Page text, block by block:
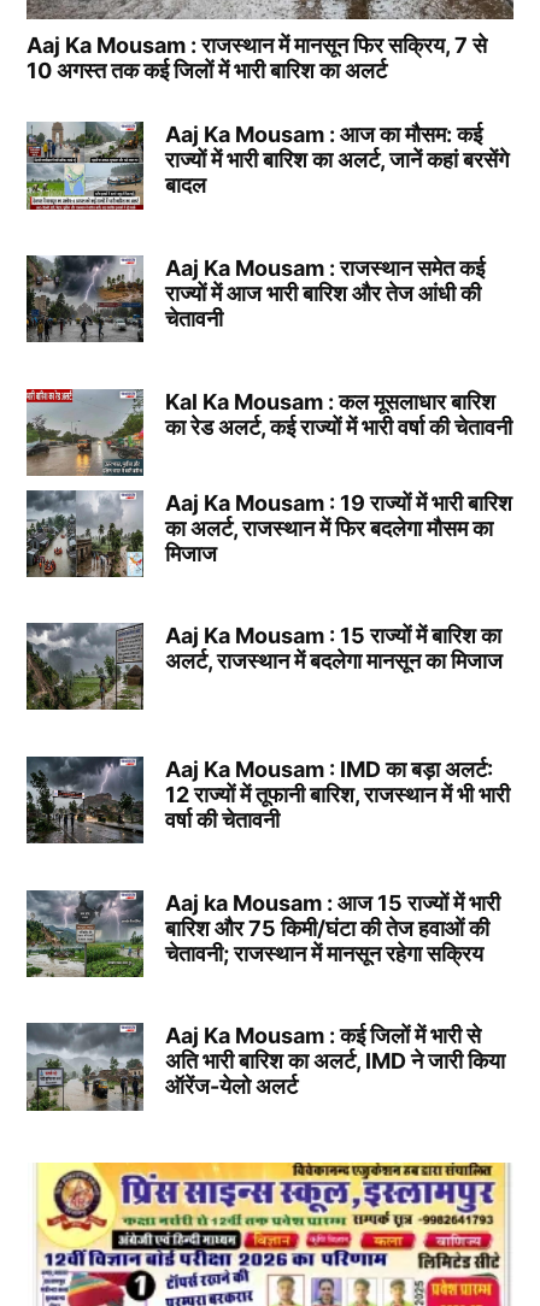
Aaj Ka Mousam : राजस्थान में मानसून फिर सक्रिय, 7 से
10 अगस्त तक कई जिलों में भारी बारिश का अलर्ट
Aaj Ka Mousam : आज का मौसम: कई
राज्यों में भारी बारिश का अलर्ट, जानें कहां बरसेंगे
बादल
Aaj Ka Mousam : राजस्थान समेत कई
राज्यों में आज भारी बारिश और तेज आंधी की
चेतावनी
Kal Ka Mousam : कल मूसलाधार बारिश
का रेड अलर्ट, कई राज्यों में भारी वर्षा की चेतावनी
Aaj Ka Mousam : 19 राज्यों में भारी बारिश
का अलर्ट, राजस्थान में फिर बदलेगा मौसम का
मिजाज
Aaj Ka Mousam : 15 राज्यों में बारिश का
अलर्ट, राजस्थान में बदलेगा मानसून का मिजाज
Aaj Ka Mousam : IMD का बड़ा अलर्ट:
12 राज्यों में तूफानी बारिश, राजस्थान में भी भारी
वर्षा की चेतावनी
Aaj ka Mousam : आज 15 राज्यों में भारी
बारिश और 75 किमी/घंटा की तेज हवाओं की
चेतावनी; राजस्थान में मानसून रहेगा सक्रिय
Aaj Ka Mousam : कई जिलों में भारी से
अति भारी बारिश का अलर्ट, IMD ने जारी किया
ऑरेंज-येलो अलर्ट